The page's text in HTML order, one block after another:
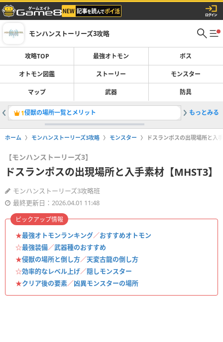
モンハンストーリーズ3攻略
攻略TOP 最強オトモン ボス
オトモン図鑑 ストーリー モンスター
マップ 武器 防具
1侵獣の場所一覧とメリット 2ボス一覧
もっとみる
ホーム モンハンストーリーズ3攻略 モンスター ドスランポスの出現場所と入
【モンハンストーリーズ3】
ドスランポスの出現場所と入手素材【MHST3】
モンハンストーリーズ3攻略班
最終更新日：2026.04.01 11:48
★最強オトモンランキング／おすすめオトモン
☆最強装備／武器種のおすすめ
★侵獣の場所と倒し方／天変古龍の倒し方
☆効率的なレベル上げ／隠しモンスター
★クリア後の要素／凶異モンスターの場所
ピックアップ情報